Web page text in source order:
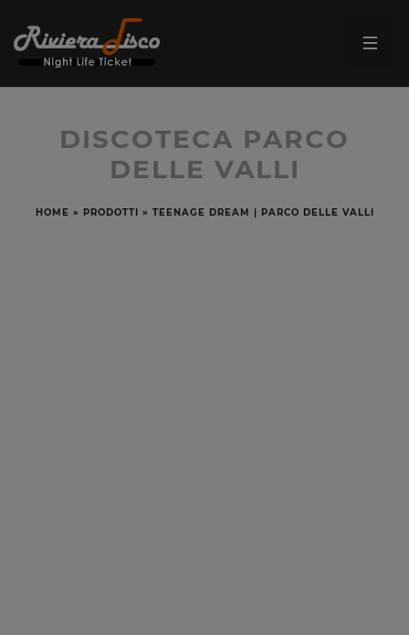
DISCOTECA PARCO
DELLE VALLI
HOME » PRODOTTI » TEENAGE DREAM | PARCO DELLE VALLI